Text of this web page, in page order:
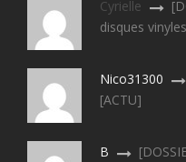
Cyrielle
disques vinyles
Nico31300
[ACTU]
B